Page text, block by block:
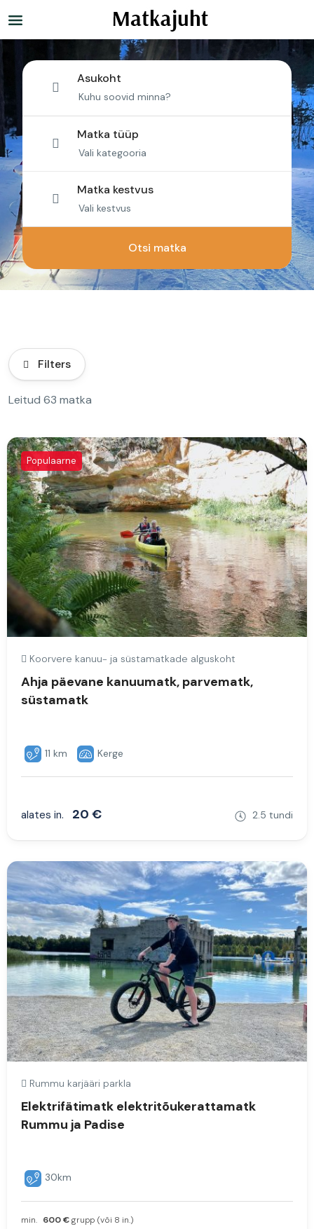
Asukoht
Matka tüüp
Matka kestvus
Otsi matka
Filters
Leitud 63 matka
Populaarne
Koorvere kanuu- ja süstamatkade alguskoht
Ahja päevane kanuumatk, parvematk,
süstamatk
11 km Kerge
alates in. 20 € 2.5 tundi
Rummu karjääri parkla
Elektrifätimatk elektritõukerattamatk
Rummu ja Padise
30km
min. 600 €grupp (või 8 in.)